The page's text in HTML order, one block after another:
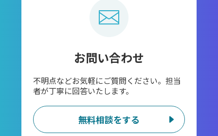
お問い合わせ
不明点などお気軽にご質問ください。担当
者が丁寧に回答いたします。
無料相談をする